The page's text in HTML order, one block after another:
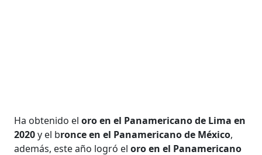
Ha obtenido eloro en el Panamericano de Lima en
2020y el bronce en el Panamericano de México,
además, este año logró eloro en el Panamericano